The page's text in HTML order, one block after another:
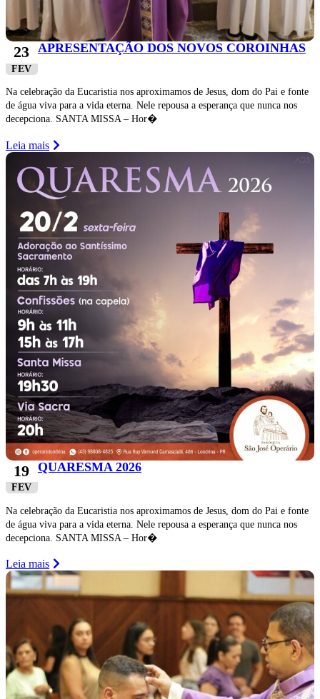
23
FEV
APRESENTAÇÃO DOS NOVOS COROINHAS
Na celebração da Eucaristia nos aproximamos de Jesus, dom do Pai e fonte
de água viva para a vida eterna. Nele repousa a esperança que nunca nos
decepciona. SANTA MISSA – Hor�
Leia mais
19
FEV
QUARESMA 2026
Na celebração da Eucaristia nos aproximamos de Jesus, dom do Pai e fonte
de água viva para a vida eterna. Nele repousa a esperança que nunca nos
decepciona. SANTA MISSA – Hor�
Leia mais